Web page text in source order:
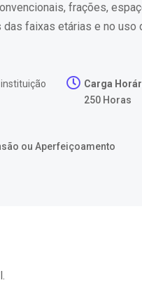
frações,
faixas etárias e no uso
Carga
250 Horas
ou Aperfeiçoamento